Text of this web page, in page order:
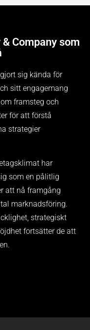
Company som
sig kända för
sitt engagemang
framsteg och
för att förstå
strategier
har
som en pålitlig
att nå framgång
marknadsföring.
strategiskt
fortsätter de att